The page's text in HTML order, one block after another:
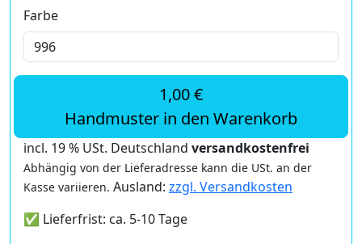
Farbe
1,00 €
Handmuster in den Warenkorb
incl. 19 % USt. Deutschland versandkostenfrei
Abhängig von der Lieferadresse kann die USt. an der
Kasse variieren. Ausland: zzgl. Versandkosten
✅ Lieferfrist: ca. 5-10 Tage